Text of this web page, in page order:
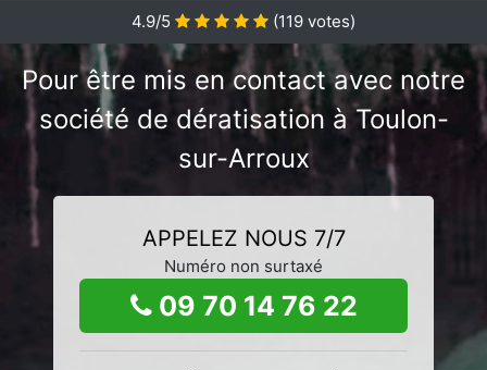
4.9/5
(119 votes)
Pour être mis en contact avec notre
société de dératisation à Toulon-
sur-Arroux
APPELEZ NOUS 7/7
Numéro non surtaxé
09 70 14 76 22